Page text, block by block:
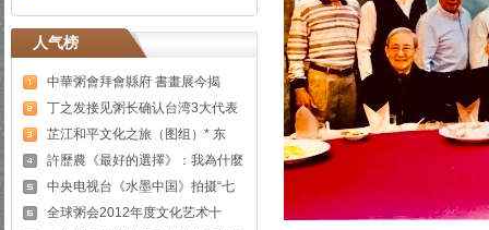
人气榜
中華粥會拜會縣府 書畫展今揭
丁之发接见粥长确认台湾3大代表
芷江和平文化之旅（图组）* 东
許歷農《最好的選擇》：我為什麼
中央电视台《水墨中国》拍摄“七
全球粥会2012年度文化艺术十